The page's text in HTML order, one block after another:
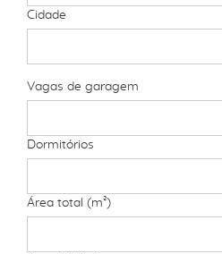
Cidade
Vagas de garagem
Dormitórios
Área total (m²)